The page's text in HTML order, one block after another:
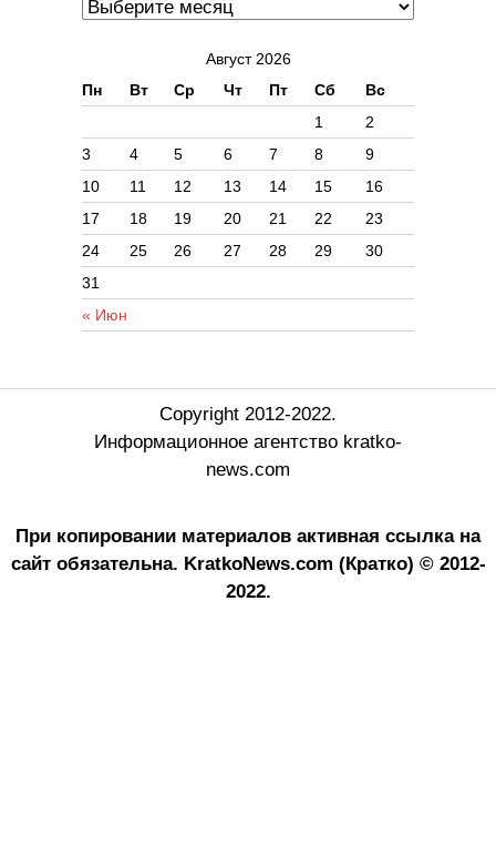
Август 2026
Пн
Вт Ср Чт Пт Сб Вс
« Июн
1
2
3
4 5 6 7 8
9
10
11 12 13 14 15
16
17
18 19 20 21 22
23
24
25 26 27 28 29
30
31
Copyright 2012-2022.
Информационное агентство kratko-
news.com
При копировании материалов активная ссылка на
сайт обязательна. KratkoNews.com (Кратко) © 2012-
2022.